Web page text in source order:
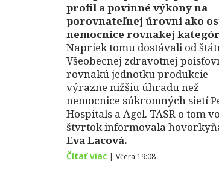
profil a povinné výkony na
porovnateľnej úrovni ako
nemocnice rovnakej
Napriek tomu dostávali od
Všeobecnej zdravotnej
rovnakú jednotku produkcie
výrazne nižšiu úhradu než
nemocnice súkromných sietí
Hospitals a Agel. TASR o tom vo
štvrtok informovala
Eva Lacová.
Čítať viac | Včera 19:08